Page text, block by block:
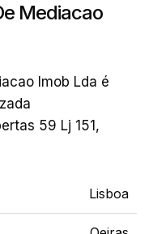
Mediacao
Imob Lda é
59 Lj 151,
Lisboa